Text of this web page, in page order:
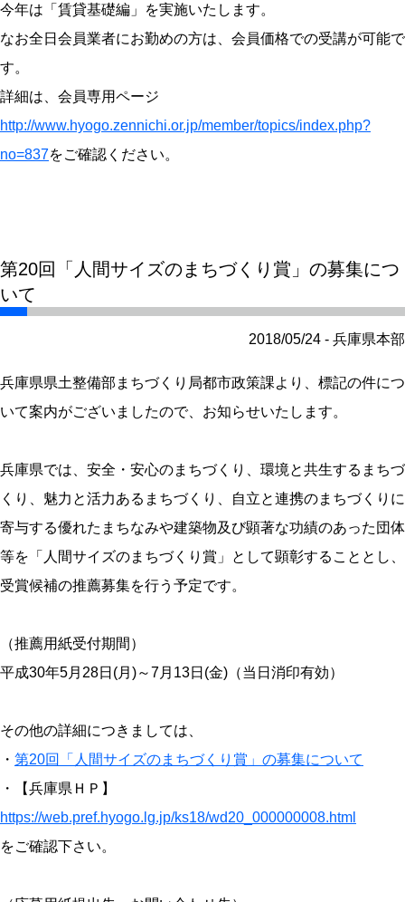
今年は「賃貸基礎編」を実施いたします。
なお全日会員業者にお勤めの方は、会員価格での受講が可能で
す。
詳細は、会員専用ページ
http://www.hyogo.zennichi.or.jp/member/topics/index.php?
no=837をご確認ください。
第20回「人間サイズのまちづくり賞」の募集につ
いて
2018/05/24 - 兵庫県本部
兵庫県県土整備部まちづくり局都市政策課より、標記の件につ
いて案内がございましたので、お知らせいたします。
兵庫県では、安全・安心のまちづくり、環境と共生するまちづ
くり、魅力と活力あるまちづくり、自立と連携のまちづくりに
寄与する優れたまちなみや建築物及び顕著な功績のあった団体
等を「人間サイズのまちづくり賞」として顕彰することとし、
受賞候補の推薦募集を行う予定です。
（推薦用紙受付期間）
平成30年5月28日(月)～7月13日(金)（当日消印有効）
その他の詳細につきましては、
・ 第20回「人間サイズのまちづくり賞」の募集について
・【兵庫県ＨＰ】
https://web.pref.hyogo.lg.jp/ks18/wd20_000000008.html
をご確認下さい。